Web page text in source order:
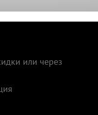
или через